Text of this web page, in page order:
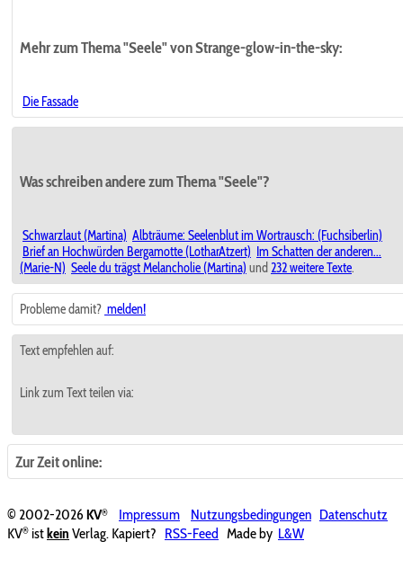
Mehr zum Thema "Seele" von Strange-glow-in-the-sky:
Die Fassade
Was schreiben andere zum Thema "Seele"?
Schwarzlaut (Martina) Albträume: Seelenblut im Wortrausch: (Fuchsiberlin)
Brief an Hochwürden Bergamotte (LotharAtzert) Im Schatten der anderen...
(Marie-N) Seele du trägst Melancholie (Martina) und 232 weitere Texte.
Probleme damit? melden!
Text empfehlen auf:
Link zum Text teilen via:
Zur Zeit online:
© 2002-2026KV® Impressum Nutzungsbedingungen Datenschutz
KV® ist kein Verlag. Kapiert? RSS-Feed Made by L&W